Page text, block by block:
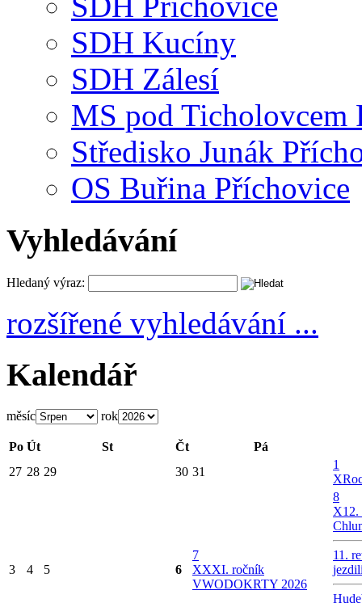
SDH Kucíny
SDH Zálesí
MS pod Ticholovcem
Středisko Junák
OS Buřina Příchovice
Vyhledávání
Hledaný výraz:
rozšířené vyhledávání ...
Kalendář
měsíc rok
Po Út St Čt
Pá
27 28 29 30 31
1
X
3 4 5 6
7
XXXI. ročník
VWODOKRTY 2026
8
X12.
11.